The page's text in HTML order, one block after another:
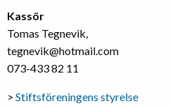
Kassör
Tomas Tegnevik,
tegnevik@hotmail.com
073-433 82 11
> Stiftsföreningens styrelse